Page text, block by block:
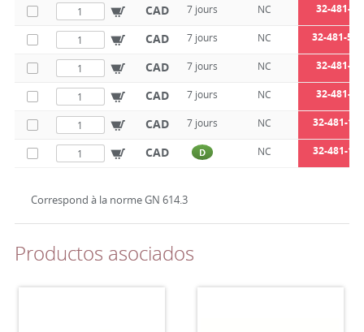
CAD 7 jours NC 32-481-5
CAD 7 jours NC 32-481-5,5
CAD 7 jours NC 32-481-6
CAD 7 jours NC 32-481-8
CAD 7 jours NC 32-481-10
CAD D NC 32-481-12
Correspond à la norme GN 614.3
Productos asociados